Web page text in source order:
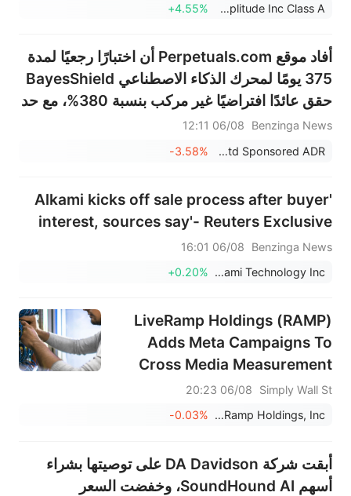
Amplitude Inc Class A
+4.55%
أفاد موقع Perpetuals.com أن اختبارًا رجعيًا لمدة
375 يومًا لمحرك الذكاء الاصطناعي BayesShield
حقق عائدًا افتراضيًا غير مركب بنسبة 380%، مع حد
البيتكوين خلال تلك الفترة بنسبة 40.2%.
Benzinga News
06/08 12:11
Perpetuals.com Ltd Sponsored ADR
-3.58%
'Alkami kicks off sale process after buyer
interest, sources say'- Reuters Exclusive
Benzinga News
06/08 16:01
Alkami Technology Inc
+0.20%
LiveRamp Holdings (RAMP)
Adds Meta Campaigns To
Cross Media Measurement
Simply Wall St
06/08 20:23
LiveRamp Holdings, Inc.
-0.03%
أبقت شركة DA Davidson على توصيتها بشراء
أسهم SoundHound AI، وخفضت السعر